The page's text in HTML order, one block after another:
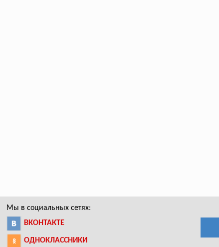
Мы в социальных сетях:
ВКОНТАКТЕ
ОДНОКЛАССНИКИ